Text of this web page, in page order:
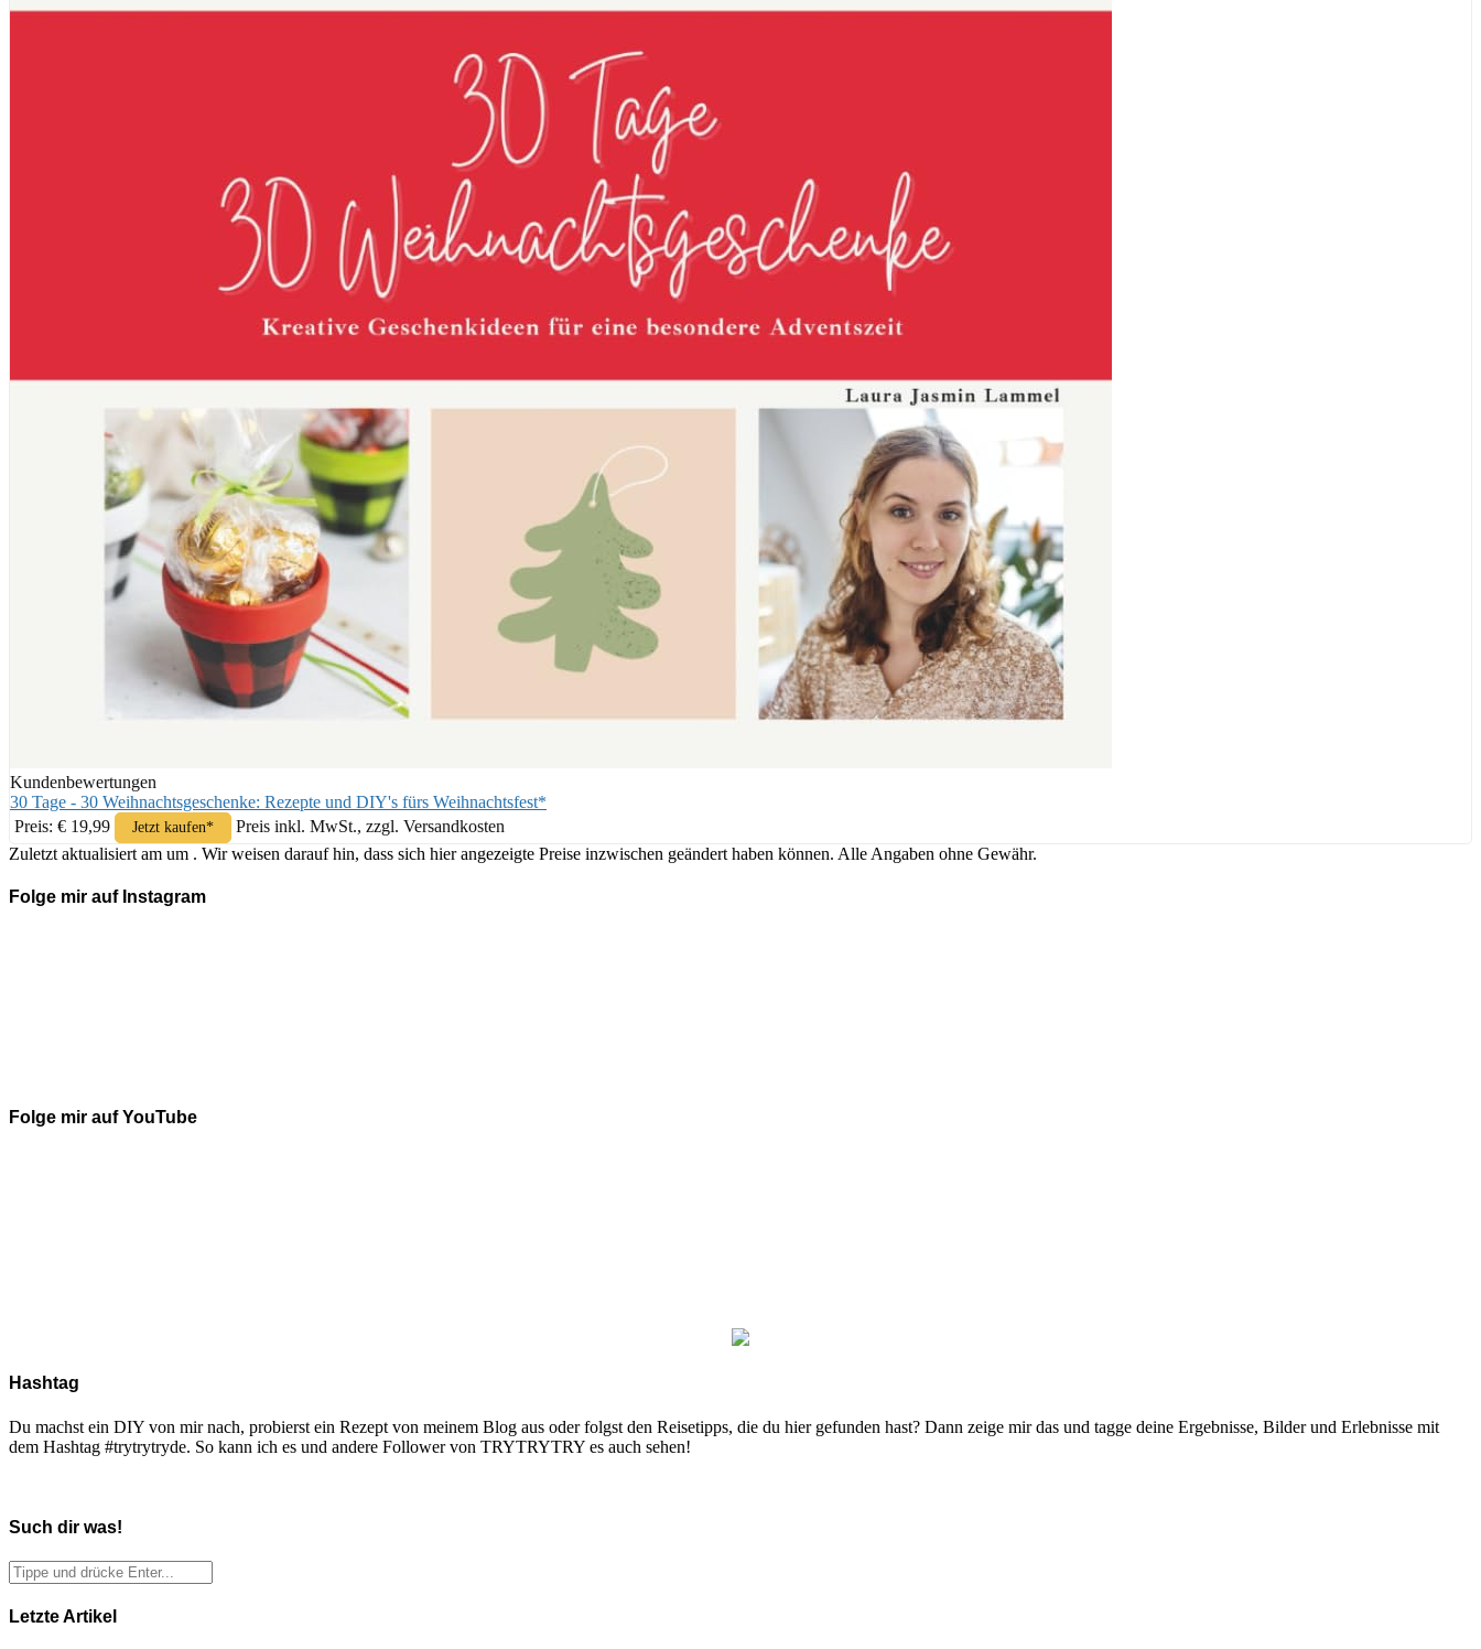
Kundenbewertungen
30 Tage - 30 Weihnachtsgeschenke: Rezepte und DIY's fürs Weihnachtsfest*
Preis: € 19,99
Jetzt kaufen*
Preis inkl. MwSt., zzgl. Versandkosten
Zuletzt aktualisiert am um . Wir weisen darauf hin, dass sich hier angezeigte Preise inzwischen geändert haben können. Alle Angaben ohne Gewähr.
Folge mir auf Instagram
Folge mir auf YouTube
Hashtag
Du machst ein DIY von mir nach, probierst ein Rezept von meinem Blog aus oder folgst den Reisetipps, die du hier gefunden hast? Dann zeige mir das und tagge deine Ergebnisse, Bilder und Erlebnisse mit
dem Hashtag #trytrytryde. So kann ich es und andere Follower von TRYTRYTRY es auch sehen!
Such dir was!
Letzte Artikel